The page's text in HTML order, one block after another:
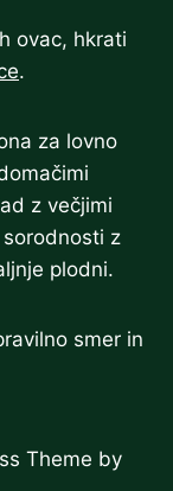
ovac, hkrati
.
za lovno
z večjimi
z
plodni.
smer in
Theme by